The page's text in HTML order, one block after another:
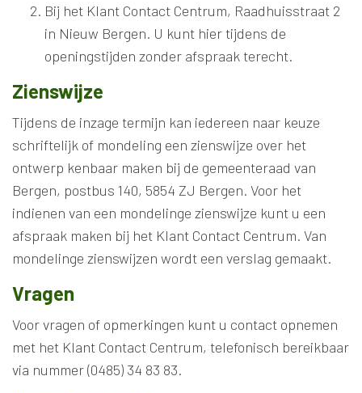
Bij het Klant Contact Centrum, Raadhuisstraat 2
in Nieuw Bergen. U kunt hier tijdens de
openingstijden zonder afspraak terecht.
Zienswijze
Tijdens de inzage termijn kan iedereen naar keuze
schriftelijk of mondeling een zienswijze over het
ontwerp kenbaar maken bij de gemeenteraad van
Bergen, postbus 140, 5854 ZJ Bergen. Voor het
indienen van een mondelinge zienswijze kunt u een
afspraak maken bij het Klant Contact Centrum. Van
mondelinge zienswijzen wordt een verslag gemaakt.
Vragen
Voor vragen of opmerkingen kunt u contact opnemen
met het Klant Contact Centrum, telefonisch bereikbaar
via nummer (0485) 34 83 83.